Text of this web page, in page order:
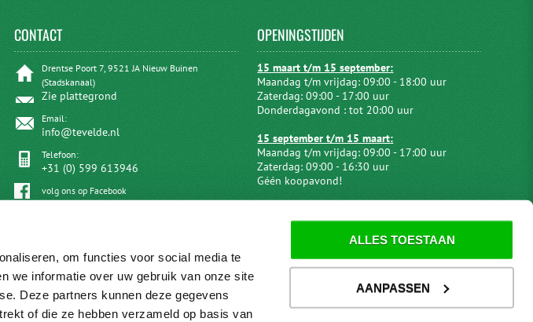
om functies voor social media te
we informatie over uw gebruik van onze site
Deze partners kunnen deze gegevens
of die ze hebben verzameld op basis van
ALLES TOESTAAN
AANPASSEN
CONTACT
Drentse Poort 7, 9521 JA Nieuw Buinen
(Stadskanaal)
Zie plattegrond
Email:
info@tevelde.nl
Telefoon:
+31 (0) 599 613946
volg ons op Facebook
OPENINGSTIJDEN
15 maart t/m 15 september:
Maandag t/m vrijdag: 09:00 - 18:00 uur
Zaterdag: 09:00 - 17:00 uur
Donderdagavond : tot 20:00 uur
15 september t/m 15 maart:
Maandag t/m vrijdag: 09:00 - 17:00 uur
Zaterdag: 09:00 - 16:30 uur
Géén koopavond!